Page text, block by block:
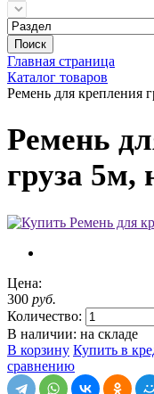
Поиск
Главная страница
Каталог товаров
Ремень для крепления
Ремень
груза 5м,
Цена:
300 руб.
Количество:
В наличии: на складе
В корзину Купить в
сравнению